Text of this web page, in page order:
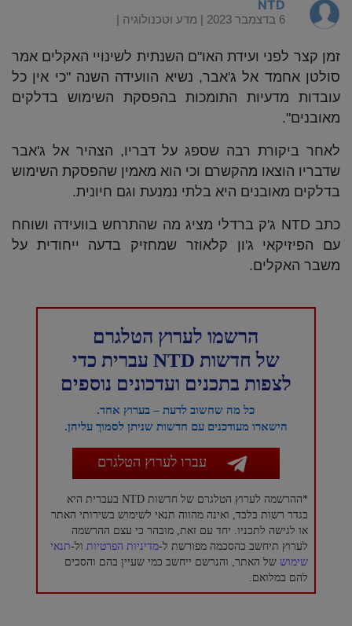
NTD
6 בדצמבר 2023 | | מדע וטכנולוגיה
זמן קצר לפני ועידת האו"ם השנתית לשינויי האקלים אמר
סולטן אחמד אל ג'אבר, נשיא הוועידה השנה "כי אין כל
עובדות מדעיות התומכות בהפסקת השימוש בדלקים
מאובנים".
לאחר ביקורת רבה שספג על דבריו, הצהיר אל ג'אבר
שדבריו הוצאו מהקשרם וכי הוא מאמין שהפסקת השימוש
בדלקים מאובנים היא בלתי נמנעת וגם חיונית.
כתב NTD ג'ק ברדלי מציג מה שהתרחש בוועידה ושוחח
עם הפיזיקאי ג'ון קלאוזר שמחזיק בדעה ייחודית על
משבר האקלים.
הרשמו לערוץ הטלגרם
של חדשות NTD עברית כדי
לצפות בתכנים ועדכונים נוספים
כל מה שחשוב לדעת – בערוץ אחד.
הישארו מעודכנים עם חדשות שניתן לסמוך עליהן.
עברו לערוץ הטלגרם
*ההרשמה לערוץ הטלגרם של חדשות NTD בעברית היא
בגדר רשות בלבד, ואינה מהווה תנאי לשימוש בשירותי האתר
או לגישה לתכניו. יחד עם זאת, מובהר כי עצם ההרשמה
לערוץ תיחשב כהסכמה מפורשת ל-מדיניות הפרטיות ול-תנאי
שימוש של האתר, והנרשם ייחשב כמי שעיין בהם והסכים
להם במלואם.